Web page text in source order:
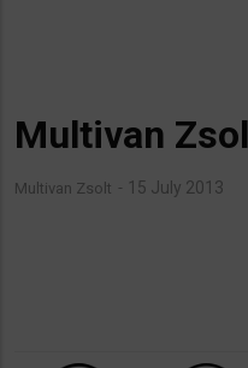
Multivan
Multivan Zsolt 15 July 2013